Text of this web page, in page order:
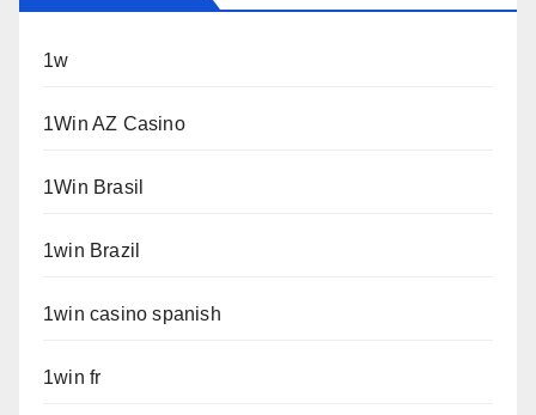
1w
1Win AZ Casino
1Win Brasil
1win Brazil
1win casino spanish
1win fr